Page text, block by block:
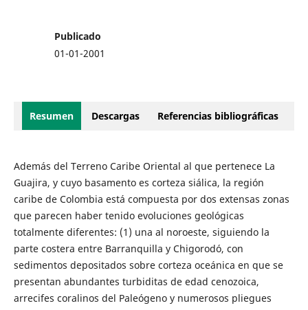
Publicado
01-01-2001
Resumen Descargas Referencias bibliográficas
Además del Terreno Caribe Oriental al que pertenece La
Guajira, y cuyo basamento es corteza siálica, la región
caribe de Colombia está compuesta por dos extensas zonas
que parecen haber tenido evoluciones geológicas
totalmente diferentes: (1) una al noroeste, siguiendo la
parte costera entre Barranquilla y Chigorodó, con
sedimentos depositados sobre corteza oceánica en que se
presentan abundantes turbiditas de edad cenozoica,
arrecifes coralinos del Paleógeno y numerosos pliegues